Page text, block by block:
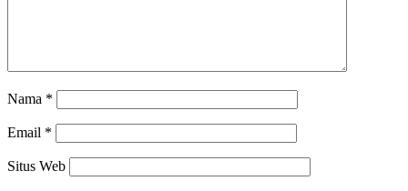
Nama *
Email *
Situs Web